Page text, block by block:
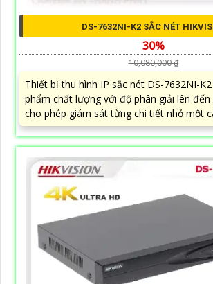
DS-7632NI-K2 SẮC NÉT
30%
10,080,000 ₫
Thiết bị thu hình IP sắc nét DS-7632NI-
phẩm chất lượng với độ phân giải lên đến
cho phép giám sát từng chi tiết nhỏ một